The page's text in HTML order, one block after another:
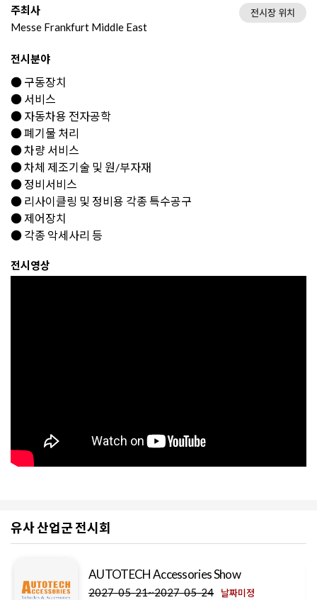
주최사
Messe Frankfurt Middle East
전시장 위치
전시분야
● 구동장치
● 서비스
● 자동차용 전자공학
● 폐기물 처리
● 차량 서비스
● 차체 제조기술 및 원/부자재
● 정비서비스
● 리사이클링 및 정비용 각종 특수공구
● 제어장치
● 각종 악세사리 등
전시영상
유사 산업군 전시회
AUTOTECH Accessories Show
2027-05-21~2027-05-24 날짜미정